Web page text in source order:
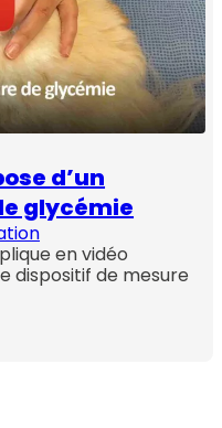
d’un
glycémie
en vidéo
dispositif de mesure